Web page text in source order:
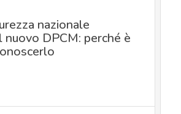
nazionale
nuovo DPCM: perché è